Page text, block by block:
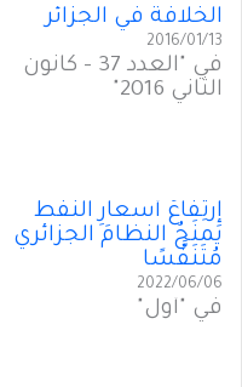
الخلافة في الجزائر
2016/01/13
في "العدد 37 - كانون
الثاني 2016"
إرتِفاعُ أسعارِ النفط
يَمنَحُ النظامَ الجزائري
مُتَنَفَّسًا
2022/06/06
في "أول"